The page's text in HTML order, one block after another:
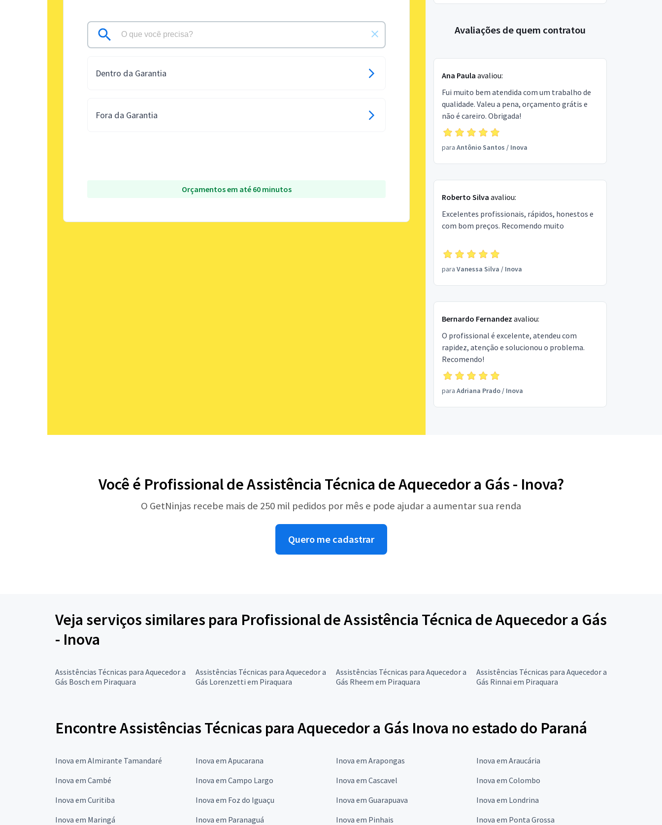
Dentro da Garantia
Fora da Garantia
Orçamentos em até 60 minutos
Avaliações de quem contratou
Ana Paula avaliou:
Fui muito bem atendida com um trabalho de
qualidade. Valeu a pena, orçamento grátis e
não é careiro. Obrigada!
para Antônio Santos / Inova
Roberto Silva avaliou:
Excelentes profissionais, rápidos, honestos e
com bom preços. Recomendo muito
para Vanessa Silva / Inova
Bernardo Fernandez avaliou:
O profissional é excelente, atendeu com
rapidez, atenção e solucionou o problema.
Recomendo!
para Adriana Prado/ Inova
Você é Profissional de Assistência Técnica de Aquecedor a Gás - Inova?
O GetNinjas recebe mais de 250 mil pedidos por mês e pode ajudar a aumentar sua renda
Quero me cadastrar
Veja serviços similares para Profissional de Assistência Técnica de Aquecedor a Gás
- Inova
Assistências Técnicas para Aquecedor a
Gás Bosch em Piraquara
Assistências Técnicas para Aquecedor a
Gás Lorenzetti em Piraquara
Assistências Técnicas para Aquecedor a
Gás Rheem em Piraquara
Assistências Técnicas para Aquecedor a
Gás Rinnai em Piraquara
Encontre Assistências Técnicas para Aquecedor a Gás Inova no estado do Paraná
Inova em Almirante Tamandaré Inova em Apucarana Inova em Arapongas
Inova em Araucária
Inova em Cambé
Inova em Campo Largo Inova em Cascavel
Inova em Colombo
Inova em Curitiba
Inova em Foz do Iguaçu Inova em Guarapuava
Inova em Londrina
Inova em Maringá
Inova em Paranaguá Inova em Pinhais
Inova em Ponta Grossa